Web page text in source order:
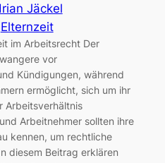
Jäckel
Elternzeit
im Arbeitsrecht Der
vor
Kündigungen, während
ermöglicht, sich um ihr
Arbeitsverhältnis
Arbeitnehmer sollten ihre
kennen, um rechtliche
diesem Beitrag erklären